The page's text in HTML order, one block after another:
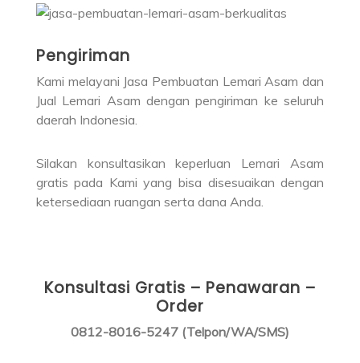
Pengiriman
Kami melayani Jasa Pembuatan Lemari Asam dan
Jual Lemari Asam dengan pengiriman ke seluruh
daerah Indonesia.
Silakan konsultasikan keperluan Lemari Asam
gratis pada Kami yang bisa disesuaikan dengan
ketersediaan ruangan serta dana Anda.
Konsultasi Gratis – Penawaran –
Order
0812-8016-5247 (Telpon/WA/SMS)